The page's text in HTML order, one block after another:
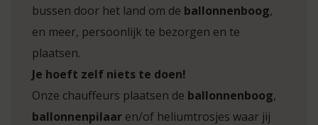
bussen door het land om de ballonnenboog,
en meer, persoonlijk te bezorgen en te
plaatsen.
Je hoeft zelf niets te doen!
Onze chauffeurs plaatsen de ballonnenboog,
ballonnenpilaar en/of heliumtrosjes waar jij